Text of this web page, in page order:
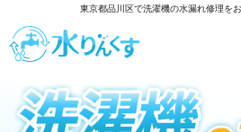
東京都品川区で洗濯機の水漏れ修理を